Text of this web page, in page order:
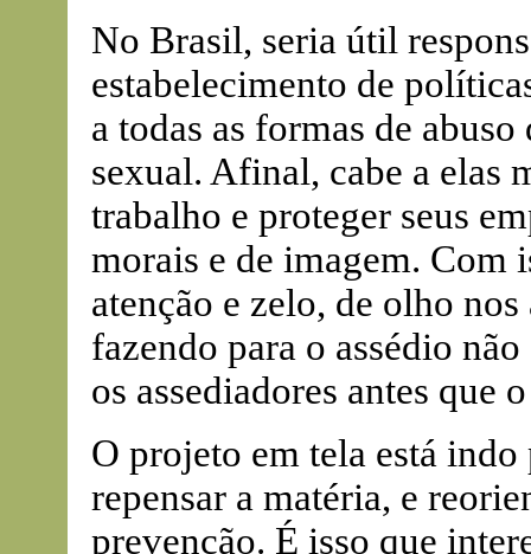
No Brasil, seria útil
estabelecimento de
a todas as formas de
sexual. Afinal, cabe a elas
trabalho e proteger seus
morais e de imagem. Com
atenção e zelo, de olho
fazendo para o assédio
os assediadores antes que
O projeto em tela está
repensar a matéria, e
prevenção. É isso que